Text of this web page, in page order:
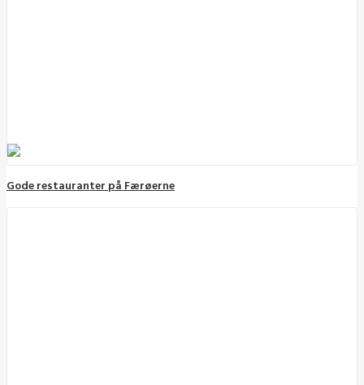
Gode restauranter på Færøerne